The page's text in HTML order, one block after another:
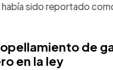
sido reportado
de
en la ley